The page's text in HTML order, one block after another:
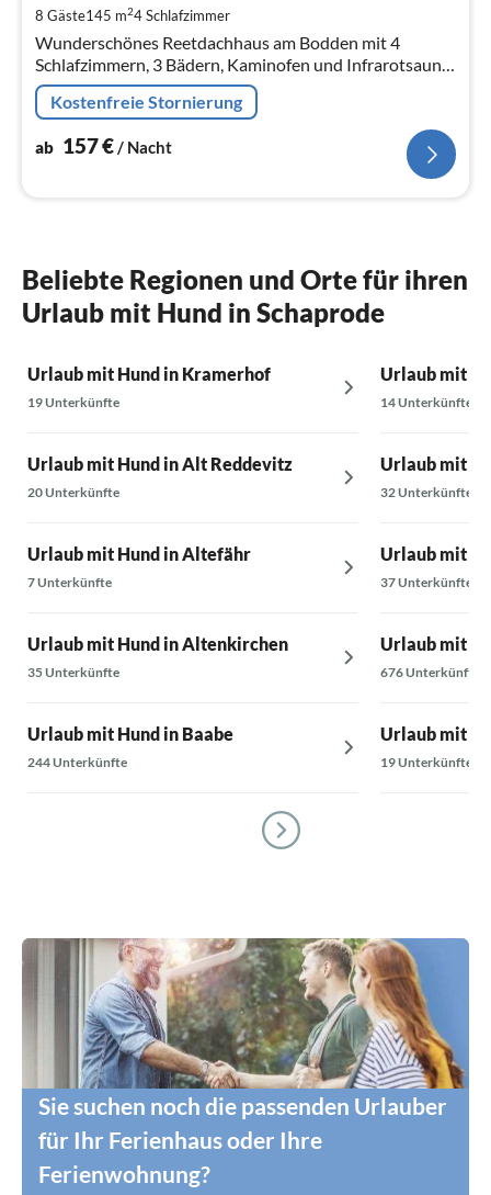
8 Gäste145 m24Schlafzimmer
Wunderschönes Reetdachhaus am Bodden mit 4
Schlafzimmern, 3 Bädern, Kaminofen und Infrarotsauna.
Bietet ausreichend Platz für bis zu 8 Personen. Sehr
ruhig und idyllisch gelegen.
Kostenfreie Stornierung
ab 157€/ Nacht
Beliebte Regionen und Orte für ihren
Urlaub mit Hund in Schaprode
Urlaub mit Hund in Kramerhof
19 Unterkünfte
Urlaub mit Hund in Alt Reddevitz
20 Unterkünfte
Urlaub mit Hund in Altefähr
7 Unterkünfte
Urlaub mit Hund in Altenkirchen
35 Unterkünfte
Urlaub mit Hund in Baabe
244 Unterkünfte
Urlaub mit
14 Unterkünfte
Urlaub mit
32 Unterkünfte
Urlaub mit
37 Unterkünfte
Urlaub mit
676 Unterkünfte
Urlaub mit
19 Unterkünfte
Sie suchen noch die passenden Urlauber
für Ihr Ferienhaus oder Ihre
Ferienwohnung?